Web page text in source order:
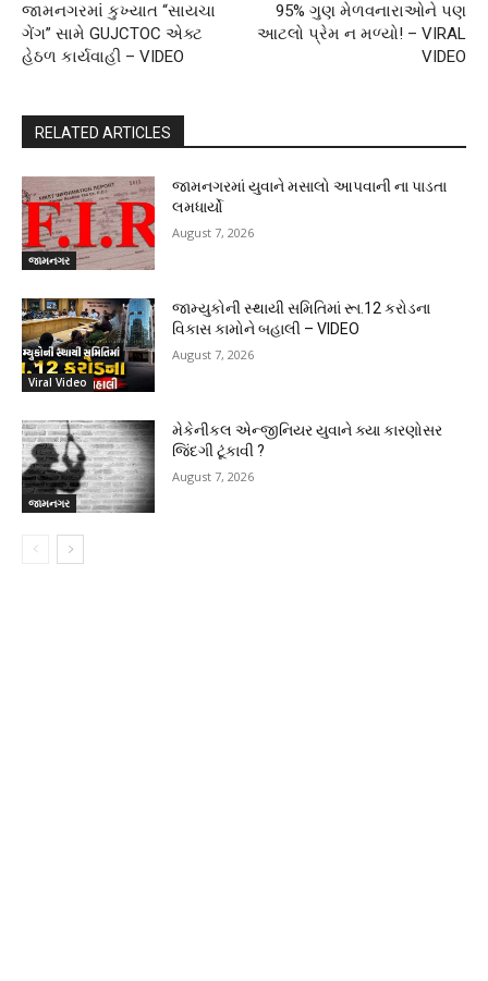
જામનગરમાં કુખ્યાત “સાયચા
ગેંગ” સામે GUJCTOC એક્ટ
હેઠળ કાર્યવાહી – VIDEO
95% ગુણ મેળવનારાઓને પણ
આટલો પ્રેમ ન મળ્યો! – VIRAL
VIDEO
RELATED ARTICLES
જામનગર
જામનગરમાં યુવાને મસાલો આપવાની ના પાડતા
લમધાર્યો
August 7, 2026
Viral Video
જામ્યુકોની સ્થાયી સમિતિમાં રૂા.12 કરોડના
વિકાસ કામોને બહાલી – VIDEO
August 7, 2026
જામનગર
મેકેનીકલ એન્જીનિયર યુવાને ક્યા કારણોસર
જિંદગી ટૂંકાવી ?
August 7, 2026